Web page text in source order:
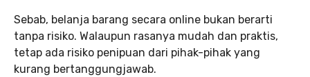
Sebab, belanja barang secara online bukan berarti
tanpa risiko. Walaupun rasanya mudah dan praktis,
tetap ada risiko penipuan dari pihak-pihak yang
kurang bertanggungjawab.